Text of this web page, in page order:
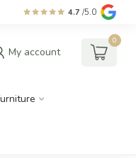
4.7 /5.0
My account
0